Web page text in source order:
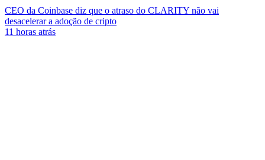
CEO da Coinbase diz que o atraso do CLARITY não vai
desacelerar a adoção de cripto
11 horas atrás